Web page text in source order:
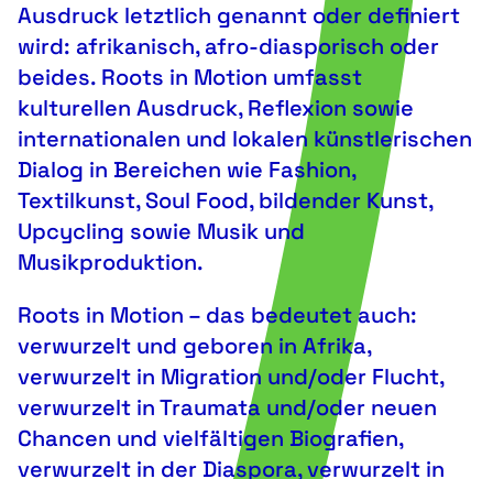
Ausdruck letztlich genannt oder definiert
wird: afrikanisch, afro-diasporisch oder
beides. Roots in Motion umfasst
kulturellen Ausdruck, Reflexion sowie
internationalen und lokalen künstlerischen
Dialog in Bereichen wie Fashion,
Textilkunst, Soul Food, bildender Kunst,
Upcycling sowie Musik und
Musikproduktion.
Roots in Motion – das bedeutet auch:
verwurzelt und geboren in Afrika,
verwurzelt in Migration und/oder Flucht,
verwurzelt in Traumata und/oder neuen
Chancen und vielfältigen Biografien,
verwurzelt in der Diaspora, verwurzelt in